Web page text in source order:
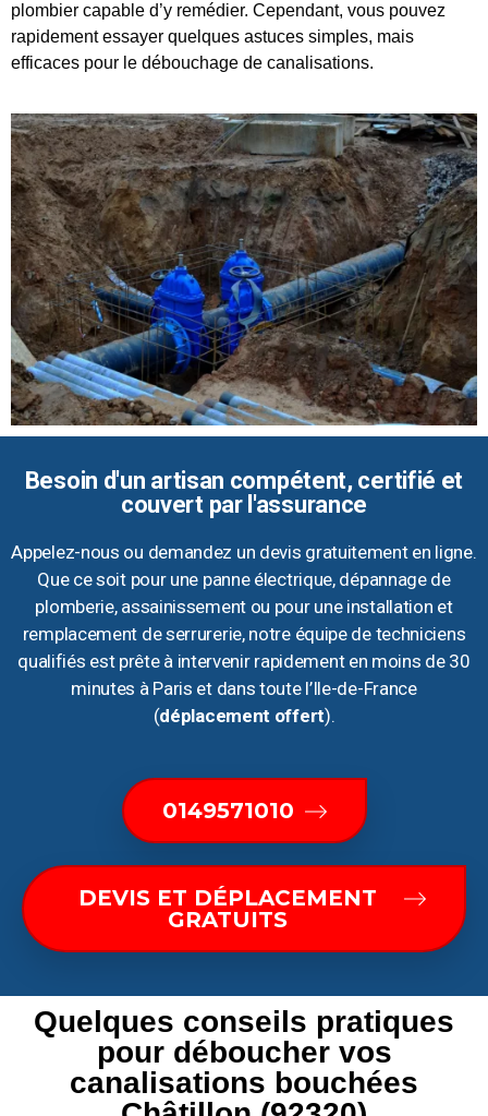
plombier capable d’y remédier. Cependant, vous pouvez
rapidement essayer quelques astuces simples, mais
efficaces pour le débouchage de canalisations.
Besoin d'un artisan compétent, certifié et
couvert par l'assurance
Appelez-nous ou demandez un devis gratuitement en ligne.
Que ce soit pour une panne électrique, dépannage de
plomberie, assainissement ou pour une installation et
remplacement de serrurerie, notre équipe de techniciens
qualifiés est prête à intervenir rapidement en moins de 30
minutes à Paris et dans toute l’Ile-de-France
(déplacement offert).
0149571010
DEVIS ET DÉPLACEMENT
GRATUITS
Quelques conseils pratiques
pour déboucher vos
canalisations bouchées